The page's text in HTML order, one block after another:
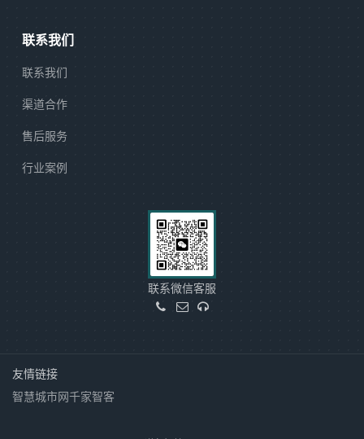
联系我们
联系我们
渠道合作
售后服务
行业案例
联系微信客服
友情链接
智慧城市网千家智客